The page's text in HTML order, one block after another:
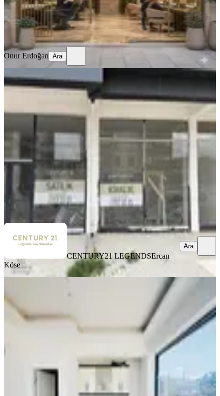
Onur Erdoğan
Onur Erdoğan Ara
Gölbaşı Bahçelievler 281. Cadde
Üzerinde Kiralık Dükkan
Gölbaşı, Bahçelievler Mahallesi
135.000 ₺
CENTURY21 LEGENDS Ercan Köse
Ara
CENTURY21 LEGENDSErcan
Köse
Ara
İncek Mahallesi İskanlı Çift Cephe
Gölbaşı, İncek Mahallesi
·06.05.2026